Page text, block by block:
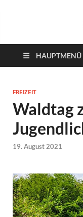
das
HAUPTMENÜ
FREIZEIT
Waldtag
19. August 2021